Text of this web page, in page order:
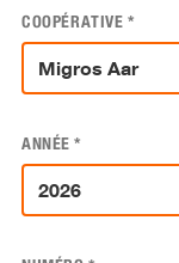
COOPÉRATIVE *
ANNÉE *